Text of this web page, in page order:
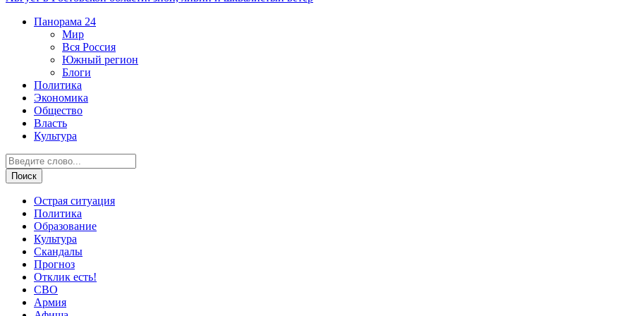
Панорама 24
Мир
Вся Россия
Южный регион
Блоги
Политика
Экономика
Общество
Власть
Культура
Острая ситуация
Политика
Образование
Культура
Скандалы
Прогноз
Отклик есть!
СВО
Армия